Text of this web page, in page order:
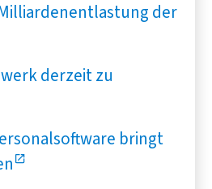
der
derzeit zu
bringt